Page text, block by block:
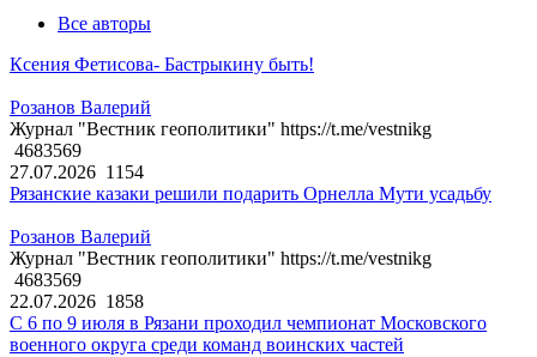
Все авторы
Ксения Фетисова- Бастрыкину быть!
Розанов Валерий
Журнал "Вестник геополитики" https://t.me/vestnikg
4683569
27.07.2026 1154
Рязанские казаки решили подарить Орнелла Мути усадьбу
Розанов Валерий
Журнал "Вестник геополитики" https://t.me/vestnikg
4683569
22.07.2026 1858
С 6 по 9 июля в Рязани проходил чемпионат Московского
военного округа среди команд воинских частей